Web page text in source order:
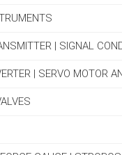
| SIGNAL
| SERVO MOTOR